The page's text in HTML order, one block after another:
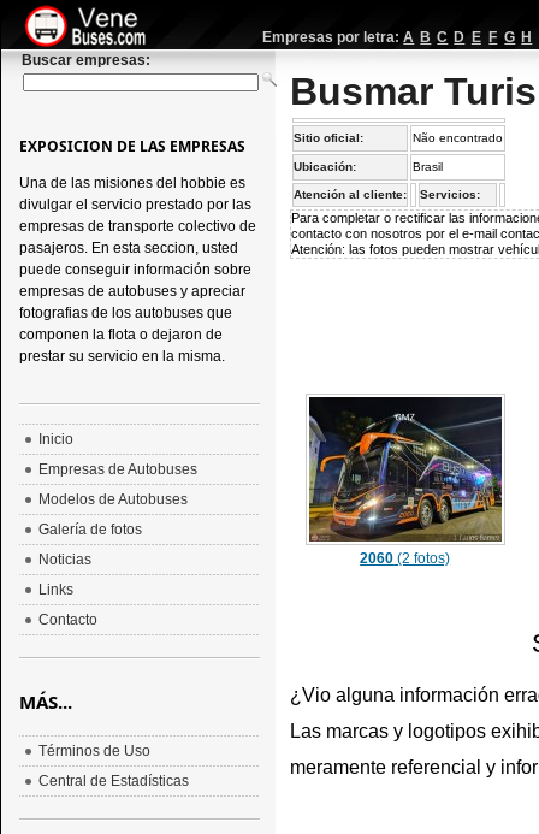
Empresas por letra: A B C D E F G H
Buscar empresas:
Busmar
Sitio oficial: Não encontrado
Ubicación: Brasil
Atención al cliente: Servicios:
Para completar o rectificar las
contacto con nosotros por el e-mail
Atención: las fotos pueden mostrar
2060 (2 fotos)
¿Vio alguna información
Las marcas y logotipos
meramente referencial y
EXPOSICION DE LAS EMPRESAS
Una de las misiones del hobbie es
divulgar el servicio prestado por las
empresas de transporte colectivo de
pasajeros. En esta seccion, usted
puede conseguir información sobre
empresas de autobuses y apreciar
fotografias de los autobuses que
componen la flota o dejaron de
prestar su servicio en la misma.
Inicio
Empresas de Autobuses
Modelos de Autobuses
Galería de fotos
Noticias
Links
Contacto
MÁS...
Términos de Uso
Central de Estadísticas